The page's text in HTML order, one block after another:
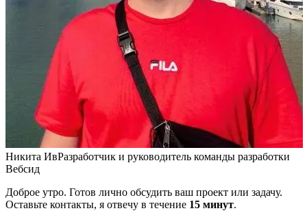
Никита ИвРазработчик и руководитель команды разработки
Вебсид
Доброе утро. Готов лично обсудить ваш проект или задачу.
Оставьте контакты, я отвечу в течение 15 минут.